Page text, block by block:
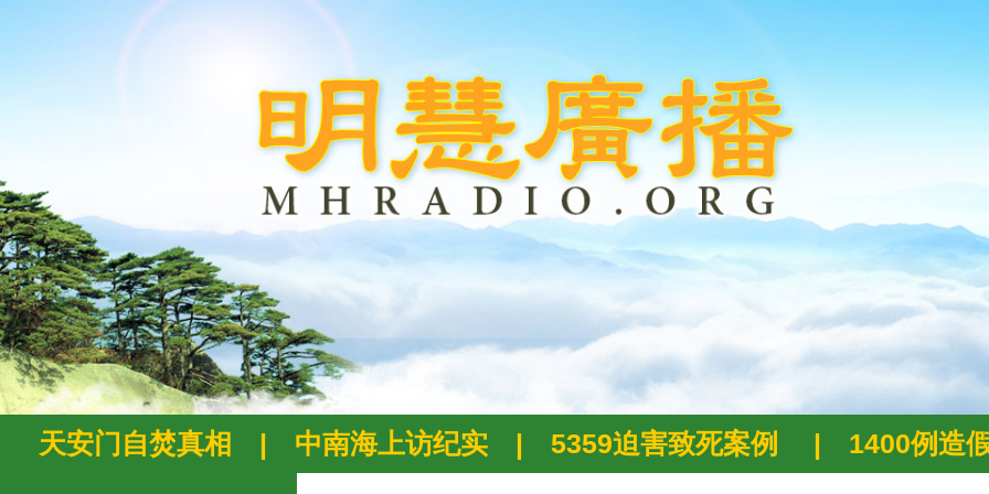
天安门自焚真相 | 中南海上访纪实 | 5359迫害致死案例 | 1400例造